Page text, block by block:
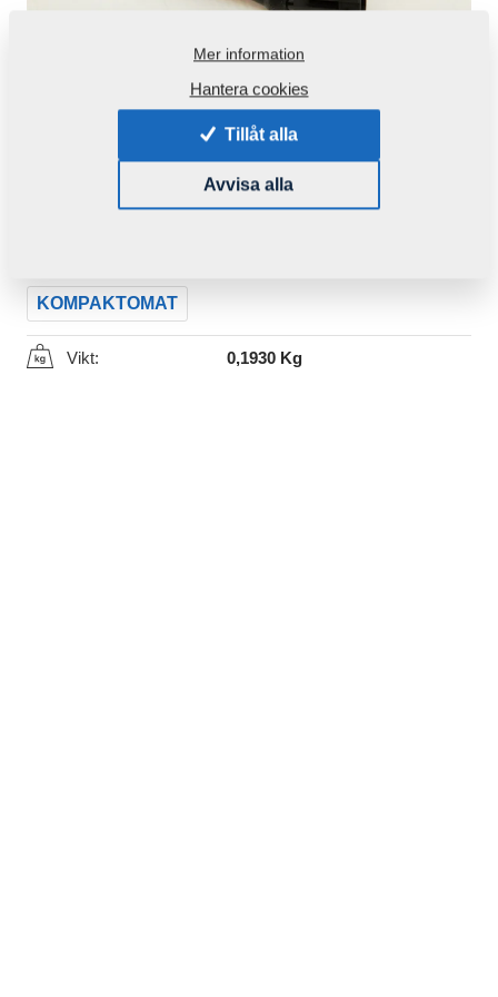
Produktkod: m16781
Ursprungligt katalognummer: m14865
KOMPAKTOMAT
Vikt: 0,1930 Kg
Mer information
Hantera cookies
Tillåt alla
Avvisa alla